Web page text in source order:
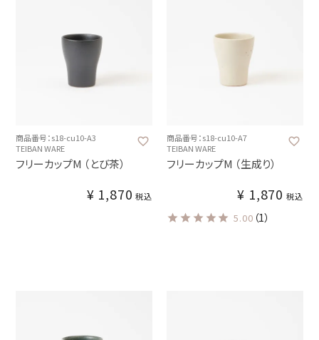
商品番号：s18-cu10-A3
TEIBAN WARE
フリーカップM （とび茶）
¥ 1,870 税込
商品番号：s18-cu10-A7
TEIBAN WARE
フリーカップM （生成り）
¥ 1,870 税込
5.00 （1）